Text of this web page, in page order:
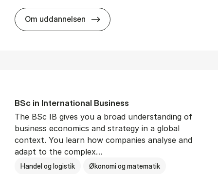
Om uddannelsen BSc in Busi­ness Ad­min­is­tra­tion
BSc in In­ter­na­tion­al Busi­ness
The BSc IB gives you a broad understanding of
business economics and strategy in a global
context. You learn how companies analyse and
adapt to the complex…
Handel og logistik Økonomi og matematik